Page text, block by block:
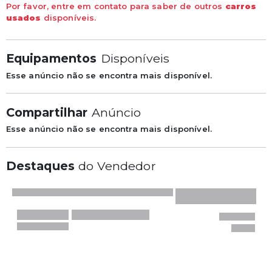
Por favor, entre em contato para saber de outros carros
usados disponíveis.
Equipamentos Disponíveis
Esse anúncio não se encontra mais disponível.
Compartilhar Anúncio
Esse anúncio não se encontra mais disponível.
Destaquesdo Vendedor